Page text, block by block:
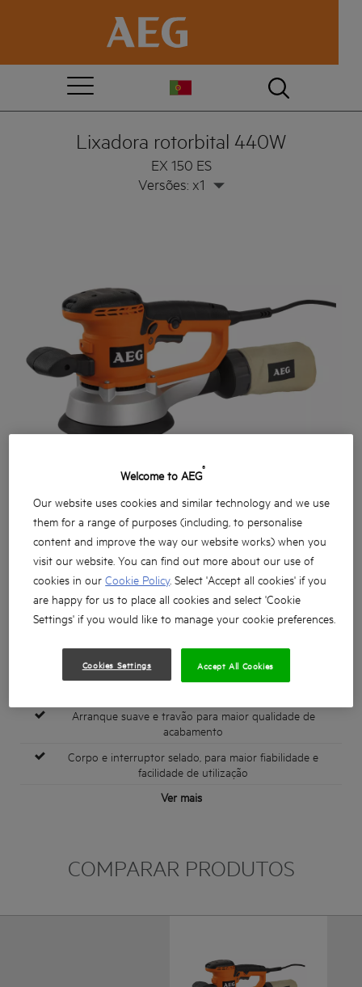
Lixadora rotorbital 440W
EX 150 ES
Versões: x1
Modo de dupla orbita para maior controlo na remoção
Interruptor de velocidade variável – ideal para
Arranque suave e travão para maior qualidade de
acabamento
Corpo e interruptor selado, para maior fiabilidade e
facilidade de utilização
Ver mais
COMPARAR PRODUTOS
Welcome to AEG®
Our website uses cookies and similar technology and we use
them for a range of purposes (including, to personalise
content and improve the way our website works) when you
visit our website. You can find out more about our use of
cookies in ourCookie Policy. Select 'Accept all cookies' if you
are happy for us to place all cookies and select 'Cookie
Settings' if you would like to manage your cookie preferences.
Cookies Settings Accept All Cookies